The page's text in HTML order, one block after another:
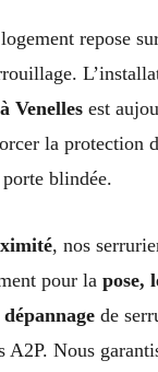
repose
Venelles est
la protection
blindée.
, nos
pour la pose,
de
Nous